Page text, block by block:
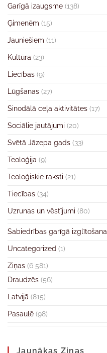
Garīgā izaugsme (138)
Ģimenēm (15)
Jauniešiem (11)
Kultūra (23)
Liecības (9)
Lūgšanas (27)
Sinodālā ceļa aktivitātes (17)
Sociālie jautājumi (20)
Svētā Jāzepa gads (33)
Teoloģija (9)
Teoloģiskie raksti (21)
Tiecības (34)
Uzrunas un vēstījumi (80)
Sabiedrības garīgā izglītošana
Uncategorized (1)
Ziņas (6 581)
Draudzēs (56)
Latvijā (815)
Pasaulē (98)
Jaunākas Ziņas